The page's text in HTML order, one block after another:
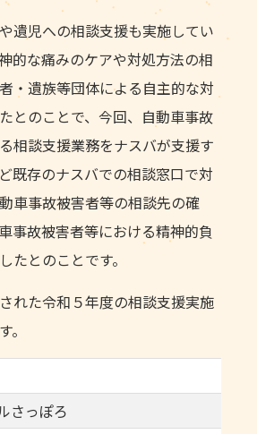
遺児への相談支援も実施してい
的な痛みのケアや対処方法の相
・遺族等団体による自主的な対
とのことで、今回、自動車事故
相談支援業務をナスバが支援す
既存のナスバでの相談窓口で対
車事故被害者等の相談先の確
事故被害者等における精神的負
たとのことです。
れた令和５年度の相談支援実施
さっぽろ